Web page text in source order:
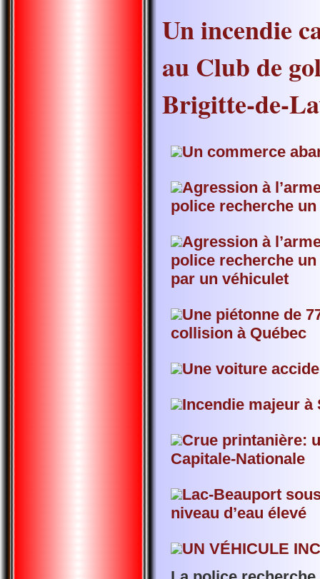
Un incendie
au Club de
Brigitte-de-
Un commerce
Agression à
police recherche
Agression à
police recherche
par un véhiculet
Une piétonne de
collision à Québec
Une voiture
Incendie majeur à
Crue printanière:
Capitale-Nationale
Lac-Beauport
niveau d’eau élevé
UN VÉHICULE